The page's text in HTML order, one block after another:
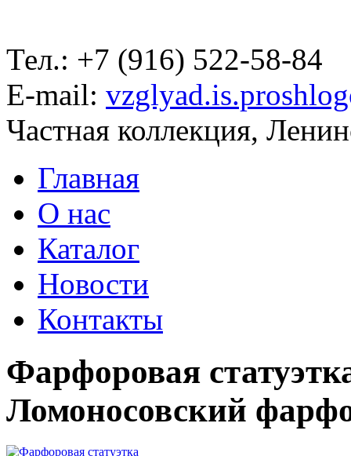
Тел.: +7 (916) 522-58-84
E-mail:
Частная коллекция,
Главная
О нас
Каталог
Новости
Контакты
Фарфоровая
Ломоносовский